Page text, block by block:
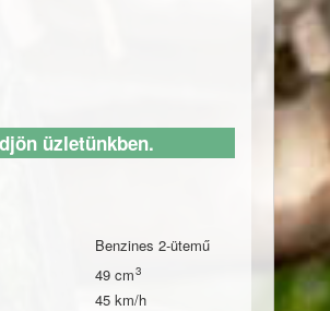
üzletünkben.
Benzines 2-ütemű
49
45 km/h